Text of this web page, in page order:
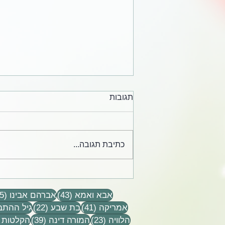
תגובות
כתיבת תגובה...
אבא ואמא (43) 43 פוסטים
אברהם אבינו (15)
אמריקה (41) 41 פוסטים
בת שבע (22) 22 פוסטים
גיל
הלוויה (23) 23 פוסטים
המורה דינה (39) 39 פוסטים
הקלטות